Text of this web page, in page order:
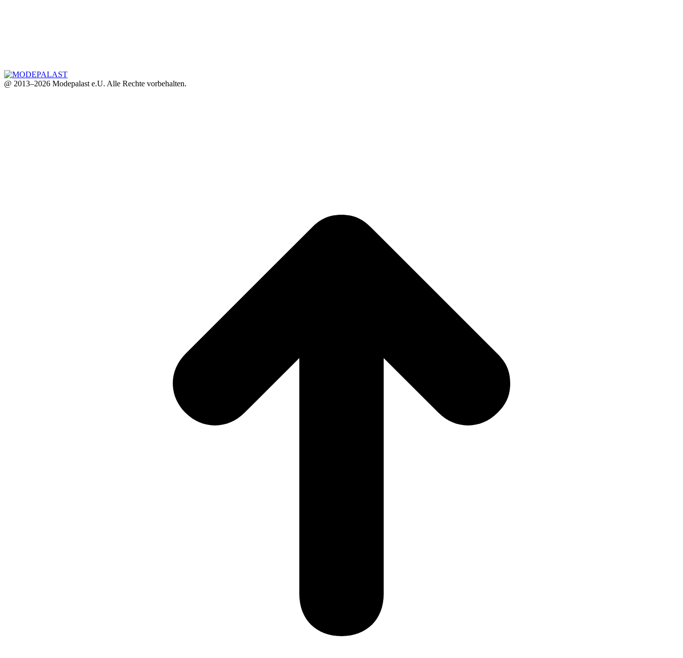
@ 2013–2026 Modepalast e.U. Alle Rechte vorbehalten.